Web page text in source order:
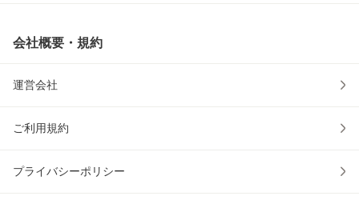
会社概要・規約
運営会社
ご利用規約
プライバシーポリシー